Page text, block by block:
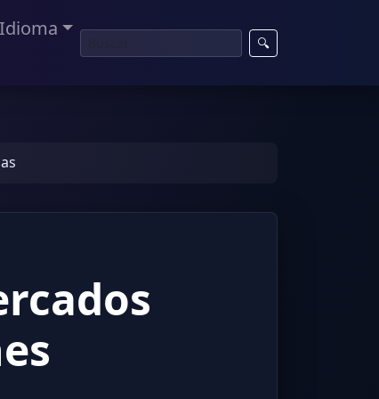
Idioma
🔍